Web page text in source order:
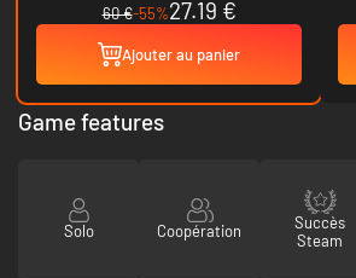
60 €-55%27.19 €
Ajouter au panier
Game features
Solo Coopération
Succès
Steam